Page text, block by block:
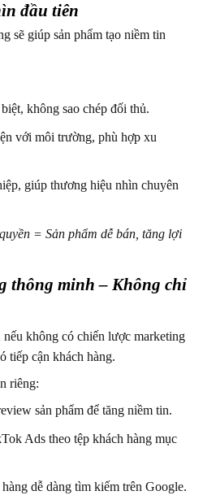
đầu tiên
sẽ giúp sản phẩm tạo niềm tin
không sao chép đối thủ.
với môi trường, phù hợp xu
giúp thương hiệu nhìn chuyên
= Sản phẩm dễ bán, tăng lợi
thông minh – Không chỉ
không có chiến lược marketing
tiếp cận khách hàng.
riêng:
sản phẩm để tăng niềm tin.
Ads theo tệp khách hàng mục
dễ dàng tìm kiếm trên Google.